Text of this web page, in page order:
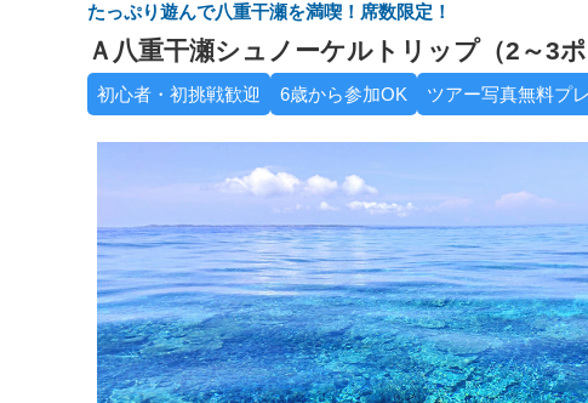
たっぷり遊んで八重干瀬を満喫！席数限定！
Ａ八重干瀬シュノーケルトリップ（2～3ポ
初心者・初挑戦歓迎 6歳から参加OK ツアー写真無料プ